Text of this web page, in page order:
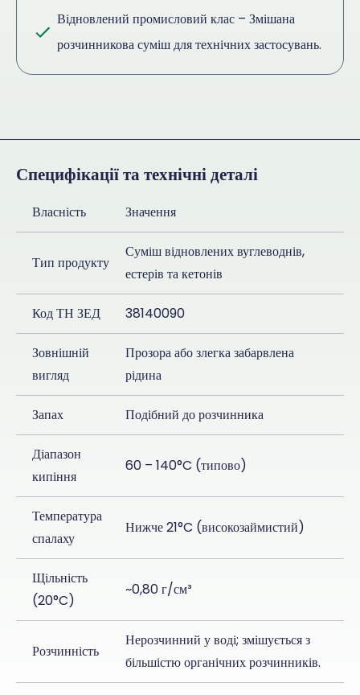
Відновлений промисловий клас – Змішана
розчинникова суміш для технічних застосувань.
Специфікації та технічні деталі
Власність Значення
Тип продукту
Суміш відновлених вуглеводнів,
естерів та кетонів
Код ТН ЗЕД 38140090
Зовнішній
вигляд
Прозора або злегка забарвлена
рідина
Запах Подібний до розчинника
Діапазон
кипіння
60 – 140°C (типово)
Температура
спалаху
Нижче 21°C (високозаймистий)
Щільність
(20°C)
~0,80 г/см³
Розчинність
Нерозчинний у воді; змішується з
більшістю органічних розчинників.